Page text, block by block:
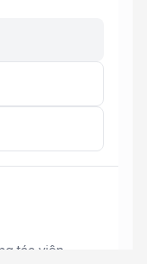
tác viên